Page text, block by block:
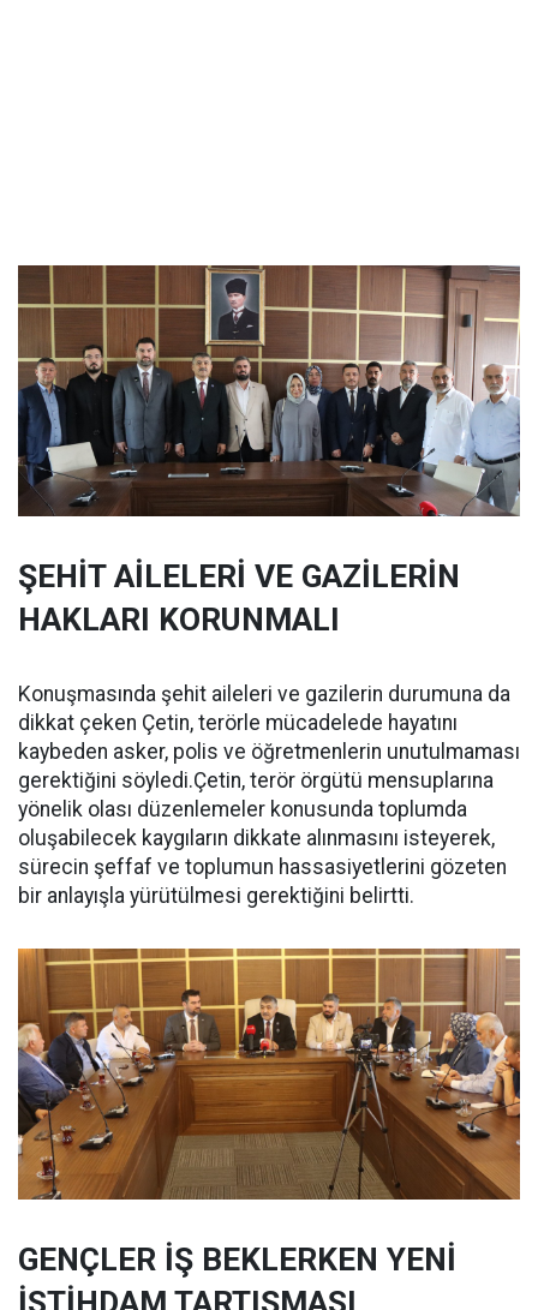
ŞEHİT AİLELERİ VE GAZİLERİN
HAKLARI KORUNMALI
Konuşmasında şehit aileleri ve gazilerin durumuna da
dikkat çeken Çetin, terörle mücadelede hayatını
kaybeden asker, polis ve öğretmenlerin unutulmaması
gerektiğini söyledi.Çetin, terör örgütü mensuplarına
yönelik olası düzenlemeler konusunda toplumda
oluşabilecek kaygıların dikkate alınmasını isteyerek,
sürecin şeffaf ve toplumun hassasiyetlerini gözeten
bir anlayışla yürütülmesi gerektiğini belirtti.
GENÇLER İŞ BEKLERKEN YENİ
İSTİHDAM TARTIŞMASI